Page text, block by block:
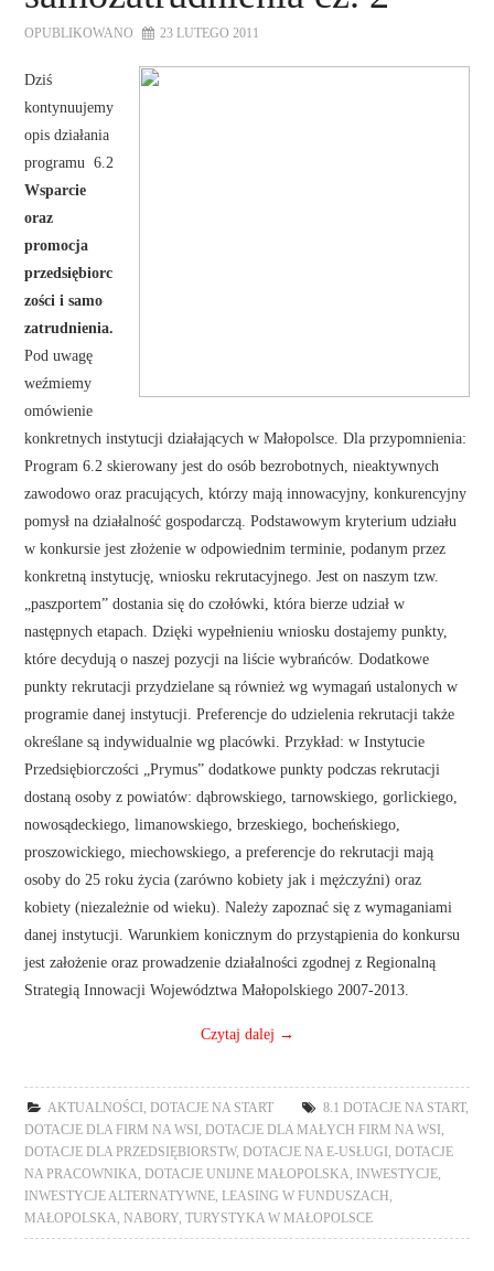
OPUBLIKOWANO 23 LUTEGO 2011
Dziś
kontynuujemy
opis działania
programu 6.2
Wsparcie
oraz
promocja
przedsiębiorc
zości i samo
zatrudnienia.
Pod uwagę
weźmiemy
omówienie
konkretnych instytucji działających w Małopolsce. Dla przypomnienia:
Program 6.2 skierowany jest do osób bezrobotnych, nieaktywnych
zawodowo oraz pracujących, którzy mają innowacyjny, konkurencyjny
pomysł na działalność gospodarczą. Podstawowym kryterium udziału
w konkursie jest złożenie w odpowiednim terminie, podanym przez
konkretną instytucję, wniosku rekrutacyjnego. Jest on naszym tzw.
„paszportem” dostania się do czołówki, która bierze udział w
następnych etapach. Dzięki wypełnieniu wniosku dostajemy punkty,
które decydują o naszej pozycji na liście wybrańców. Dodatkowe
punkty rekrutacji przydzielane są również wg wymagań ustalonych w
programie danej instytucji. Preferencje do udzielenia rekrutacji także
określane są indywidualnie wg placówki. Przykład: w Instytucie
Przedsiębiorczości „Prymus” dodatkowe punkty podczas rekrutacji
dostaną osoby z powiatów: dąbrowskiego, tarnowskiego, gorlickiego,
nowosądeckiego, limanowskiego, brzeskiego, bocheńskiego,
proszowickiego, miechowskiego, a preferencje do rekrutacji mają
osoby do 25 roku życia (zarówno kobiety jak i mężczyźni) oraz
kobiety (niezależnie od wieku). Należy zapoznać się z wymaganiami
danej instytucji. Warunkiem konicznym do przystąpienia do konkursu
jest założenie oraz prowadzenie działalności zgodnej z Regionalną
Strategią Innowacji Województwa Małopolskiego 2007-2013.
Czytaj dalej →
AKTUALNOŚCI ,DOTACJE NA START 8.1 DOTACJE NA START,
DOTACJE DLA FIRM NA WSI
,DOTACJE DLA MAŁYCH FIRM NA WSI
DOTACJE DLA PRZEDSIĘBIORSTW,DOTACJE NA E-USŁUGI ,DOTACJE
NA PRACOWNIKA ,DOTACJE UNIJNE MAŁOPOLSKA INWESTYCJE
INWESTYCJE ALTERNATYWNE ,LEASING W FUNDUSZACH
MAŁOPOLSKA ,NABORY ,TURYSTYKA W MAŁOPOLSCE